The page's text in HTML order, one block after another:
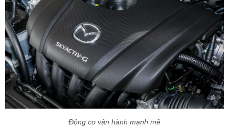
Động cơ vận hành mạnh mẽ